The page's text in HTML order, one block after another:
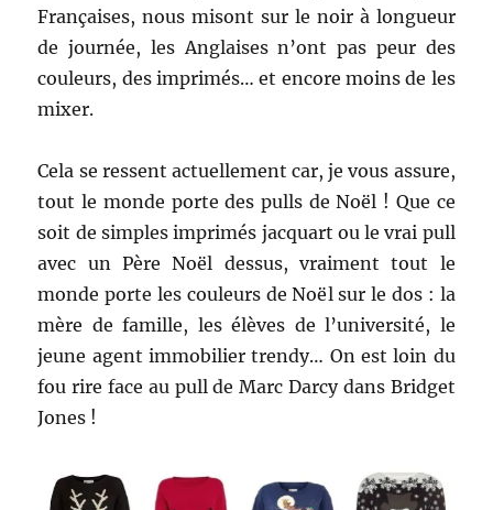
Françaises, nous misont sur le noir à longueur
de journée, les Anglaises n’ont pas peur des
couleurs, des imprimés… et encore moins de les
mixer.
Cela se ressent actuellement car, je vous assure,
tout le monde porte des pulls de Noël ! Que ce
soit de simples imprimés jacquart ou le vrai pull
avec un Père Noël dessus, vraiment tout le
monde porte les couleurs de Noël sur le dos : la
mère de famille, les élèves de l’université, le
jeune agent immobilier trendy… On est loin du
fou rire face au pull de Marc Darcy dans Bridget
Jones !